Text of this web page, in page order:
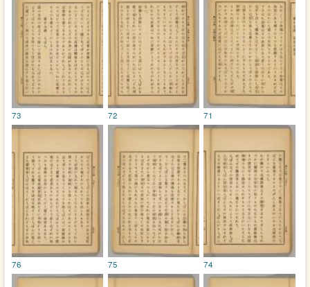
71
72
73
74
75
76